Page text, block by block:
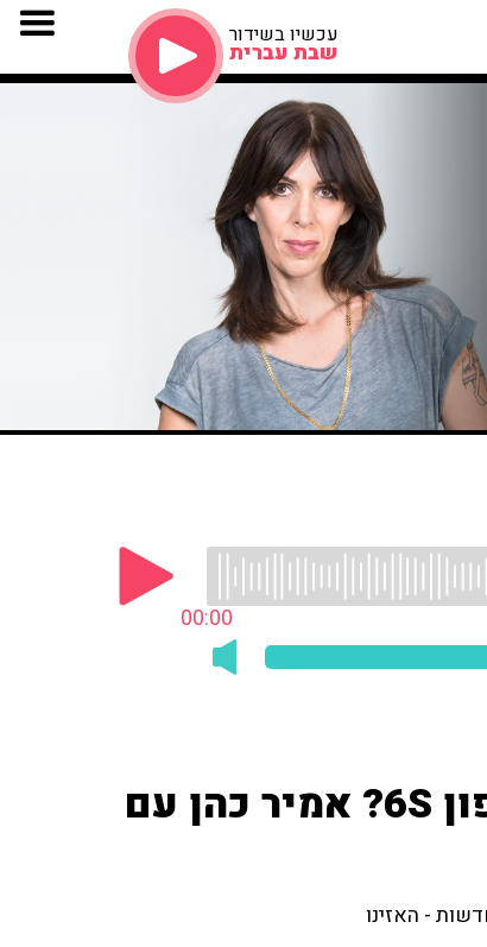
עכשיו בשידור
שבת עברית
00:00
איזה חידוש מעניין מציע אייפון 6S? אמיר כהן עם
- האזינו